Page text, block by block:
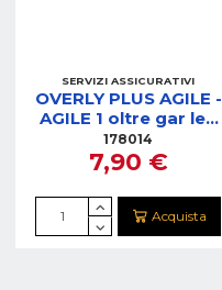
SERVIZI ASSICURATIVI
OVERLY PLUS AGILE -
AGILE 1 oltre gar leg
anni (0-75)
178014
7,90 €
Acquista